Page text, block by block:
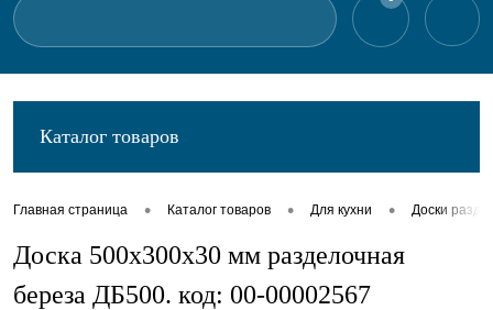
Каталог товаров
Главная страница • Каталог товаров • Для кухни • Доски
Доска 500х300х30 мм разделочная
береза ДБ500. код: 00-00002567